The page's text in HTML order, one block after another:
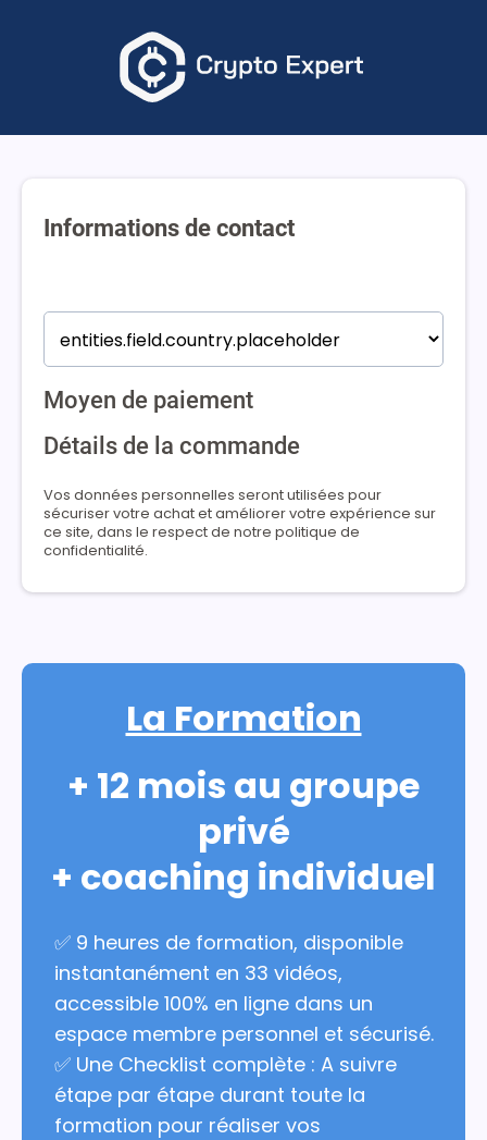
Informations de contact
Moyen de paiement
Détails de la commande
Vos données personnelles seront utilisées pour
sécuriser votre achat et améliorer votre expérience sur
ce site, dans le respect de notre politique de
confidentialité.
La Formation
+ 12 mois au groupe
privé
+ coaching individuel
✅ 9 heures de formation, disponible
instantanément en 33 vidéos,
accessible 100% en ligne dans un
espace membre personnel et sécurisé.
✅ Une Checklist complète : A suivre
étape par étape durant toute la
formation pour réaliser vos